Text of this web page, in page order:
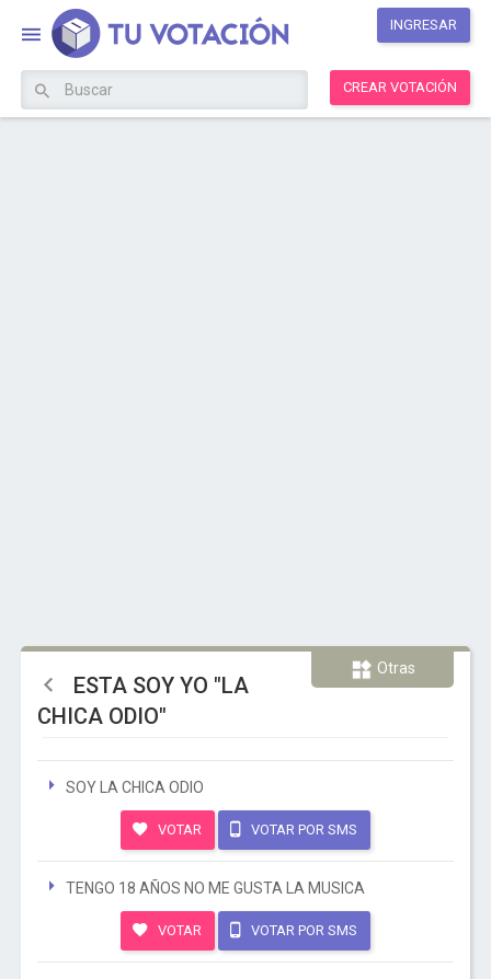
INGRESAR
CREAR VOTACIÓN
Otras
ESTA SOY YO "LA
CHICA ODIO"
SOY LA CHICA ODIO
VOTAR VOTAR POR SMS
TENGO 18 AÑOS NO ME GUSTA LA MUSICA
VOTAR VOTAR POR SMS